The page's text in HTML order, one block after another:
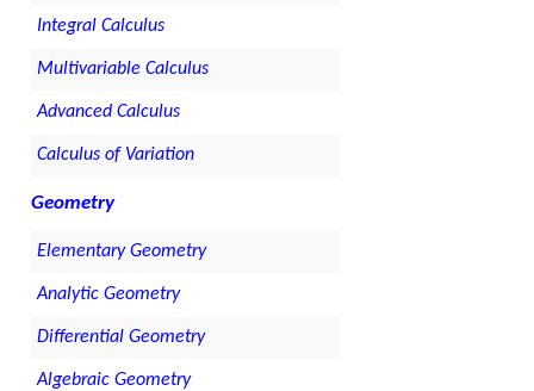
Integral Calculus
Multivariable Calculus
Advanced Calculus
Calculus of Variation
Geometry
Elementary Geometry
Analytic Geometry
Differential Geometry
Algebraic Geometry